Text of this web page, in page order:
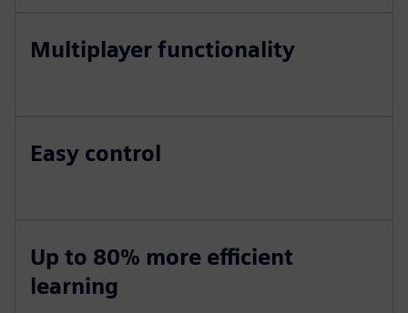
Multiplayer functionality
Easy control
Up to 80% more efficient
learning